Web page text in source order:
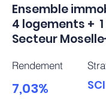
Ensemble
4 logements +
Secteur
Rendement
7,03%